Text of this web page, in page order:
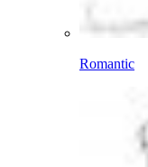
Romantic